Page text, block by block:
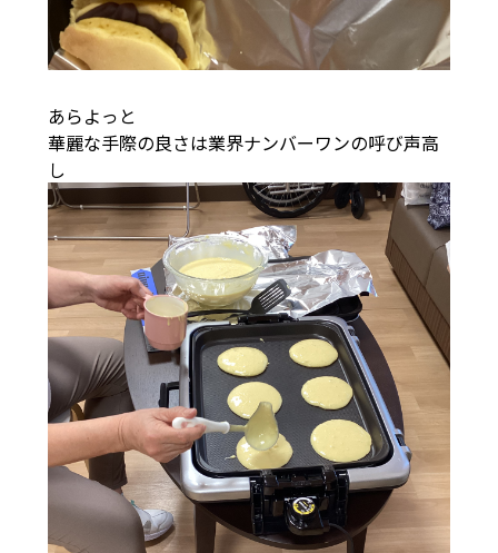
あらよっと
華麗な手際の良さは業界ナンバーワンの呼び声高
し